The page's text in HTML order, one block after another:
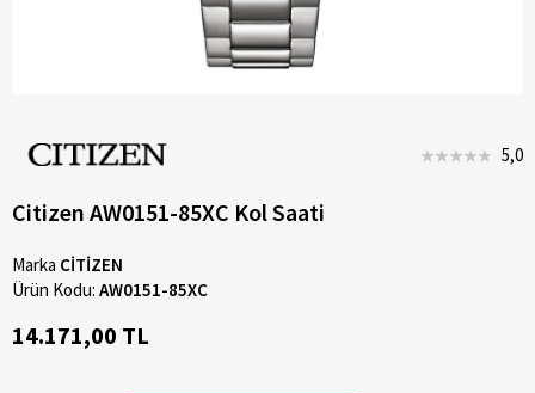
5,0
Citizen AW0151-85XC Kol Saati
Marka CİTİZEN
Ürün Kodu: AW0151-85XC
14.171,00 TL